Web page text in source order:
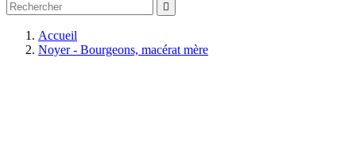

Accueil
Noyer - Bourgeons, macérat mère